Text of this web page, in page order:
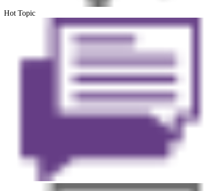
Hot Topic